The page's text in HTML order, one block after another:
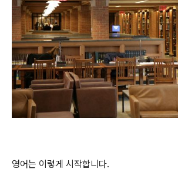
영어는 이렇게 시작합니다.